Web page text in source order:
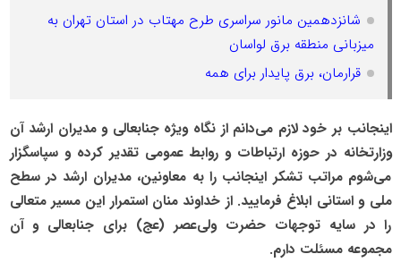
شانزدهمین مانور سراسری طرح مهتاب در استان تهران به
میزبانی منطقه برق لواسان
قرارمان، برق پایدار برای همه
اینجانب بر خود لازم می‌دانم از نگاه ویژه جنابعالی و مدیران ارشد آن
وزارتخانه در حوزه ارتباطات و روابط عمومی تقدیر کرده و سپاسگزار
می‌شوم مراتب تشکر اینجانب را به معاونین، مدیران ارشد در سطح
ملی و استانی ابلاغ فرمایید. از خداوند منان استمرار این مسیر متعالی
را در سایه توجهات حضرت ولی‌عصر (عج) برای جنابعالی و آن
مجموعه مسئلت دارم.